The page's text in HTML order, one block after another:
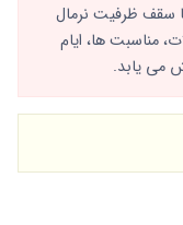
سقف ظرفیت نرمال
مناسبت ها، ایام
می یابد.